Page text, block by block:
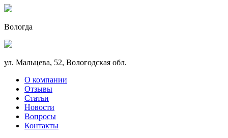
Вологда
ул. Мальцева, 52, Вологодская обл.
О компании
Отзывы
Статьи
Новости
Вопросы
Контакты